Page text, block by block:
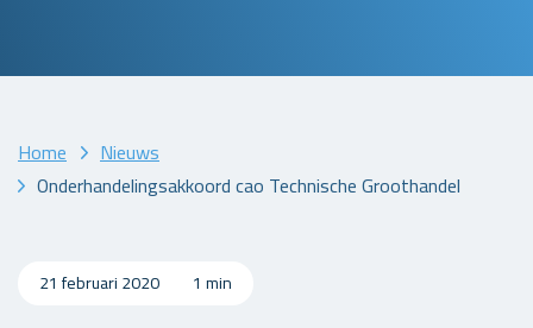
Home
Nieuws
Onderhandelingsakkoord cao Technische Groothandel
21 februari 2020 1 min